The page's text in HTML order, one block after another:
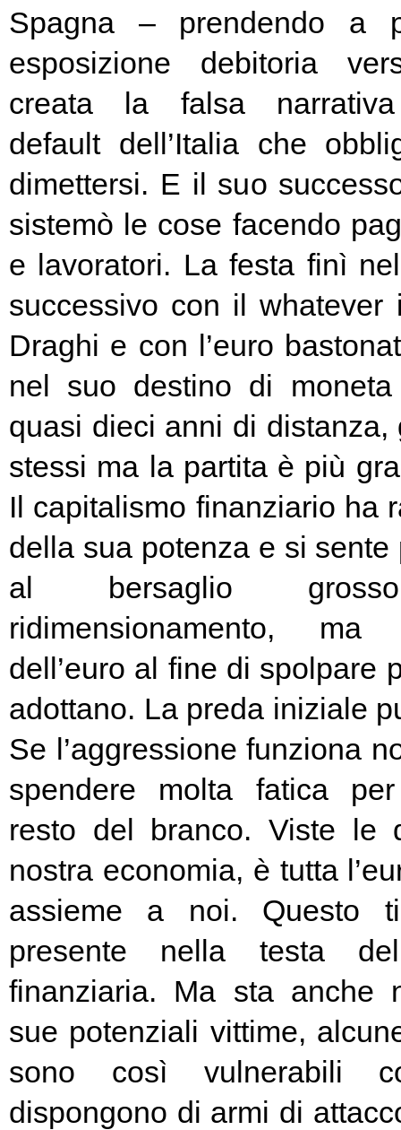
Spagna – prendendo a
esposizione debitoria
creata la falsa narrativa
default dell’Italia che
dimettersi. E il suo
sistemò le cose facendo
e lavoratori. La festa finì
successivo con il whatever
Draghi e con l’euro
nel suo destino di
quasi dieci anni di
stessi ma la partita è più
Il capitalismo finanziario ha
della sua potenza e si sente
al bersaglio
ridimensionamento,
dell’euro al fine di spolpare
adottano. La preda iniziale
Se l’aggressione funziona
spendere molta fatica
resto del branco. Viste le
nostra economia, è tutta
assieme a noi. Questo
presente nella testa
finanziaria. Ma sta anche
sue potenziali vittime,
sono così vulnerabili
dispongono di armi di